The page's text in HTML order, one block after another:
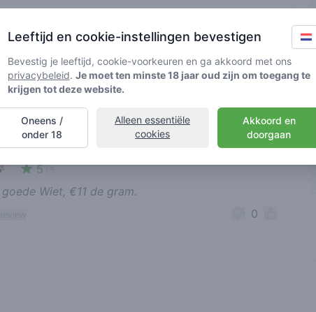
door Greenmeister. Details kunnen per shop
cannabisgebruik
reviews Sorteren
masky
5
Wiet, €11 de gram.
0
Leeftijd en cookie-instellingen bevestigen
Bevestig je leeftijd, cookie-voorkeuren en ga akkoord met ons
privacybeleid. Je moet ten minste 18 jaar oud zijn om toegang te
krijgen tot deze website.
Akkoord en
doorgaan
Alleen essentiële
cookies
Oneens /
onder 18